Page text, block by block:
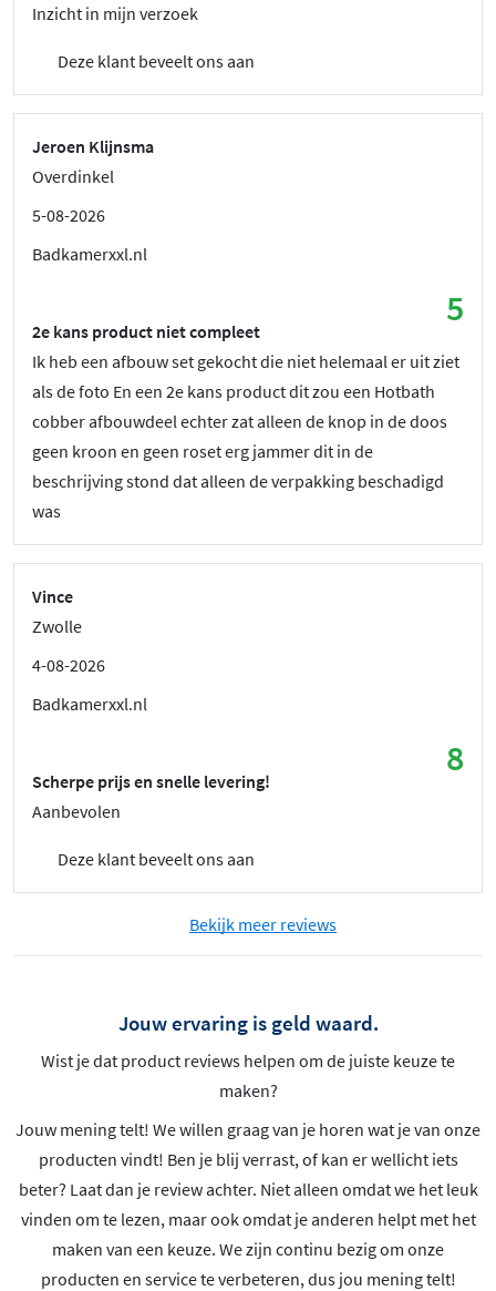
Inzicht in mijn verzoek
Deze klant beveelt ons aan
Jeroen Klijnsma
Overdinkel
5-08-2026
Badkamerxxl.nl
5
2e kans product niet compleet
Ik heb een afbouw set gekocht die niet helemaal er uit ziet
als de foto En een 2e kans product dit zou een Hotbath
cobber afbouwdeel echter zat alleen de knop in de doos
geen kroon en geen roset erg jammer dit in de
beschrijving stond dat alleen de verpakking beschadigd
was
Vince
Zwolle
4-08-2026
Badkamerxxl.nl
8
Scherpe prijs en snelle levering!
Aanbevolen
Deze klant beveelt ons aan
Bekijk meer reviews
Jouw ervaring is geld waard.
Wist je dat product reviews helpen om de juiste keuze te
maken?
Jouw mening telt! We willen graag van je horen wat je van onze
producten vindt! Ben je blij verrast, of kan er wellicht iets
beter? Laat dan je review achter. Niet alleen omdat we het leuk
vinden om te lezen, maar ook omdat je anderen helpt met het
maken van een keuze. We zijn continu bezig om onze
producten en service te verbeteren, dus jou mening telt!